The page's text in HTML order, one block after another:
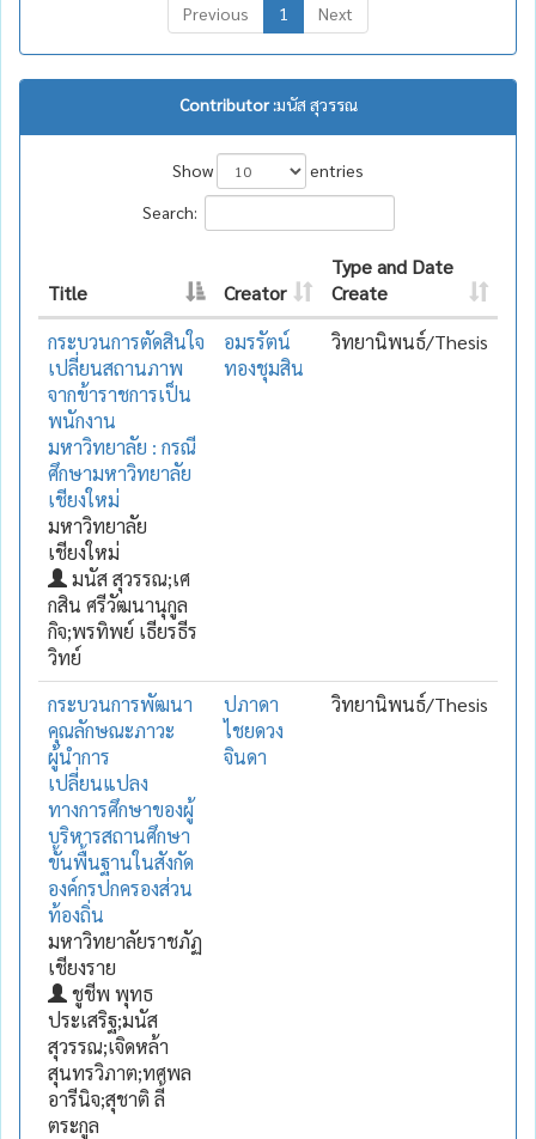
Previous 1 Next
Contributor :มนัส สุวรรณ
Show
entries
Search:
Title Creator
Type and Date
Create
กระบวนการตัดสินใจ
เปลี่ยนสถานภาพ
จากข้าราชการเป็น
พนักงาน
มหาวิทยาลัย : กรณี
ศึกษามหาวิทยาลัย
เชียงใหม่
มหาวิทยาลัย
เชียงใหม่
มนัส สุวรรณ;เศ
กสิน ศรีวัฒนานุกูล
กิจ;พรทิพย์ เธียรธีร
วิทย์
อมรรัตน์
ทองชุมสิน
วิทยานิพนธ์/Thesis
กระบวนการพัฒนา
คุณลักษณะภาวะ
ผู้นำการ
เปลี่ยนแปลง
ทางการศึกษาของผู้
บริหารสถานศึกษา
ขั้นพื้นฐานในสังกัด
องค์กรปกครองส่วน
ท้องถิ่น
มหาวิทยาลัยราชภัฏ
เชียงราย
ชูชีพ พุทธ
ประเสริฐ;มนัส
สุวรรณ;เจิดหล้า
สุนทรวิภาต;ทศพล
อารีนิจ;สุชาติ ลี้
ตระกูล
ปภาดา
ไชยดวง
จินดา
วิทยานิพนธ์/Thesis